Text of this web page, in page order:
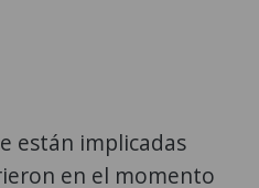
están implicadas
en el momento